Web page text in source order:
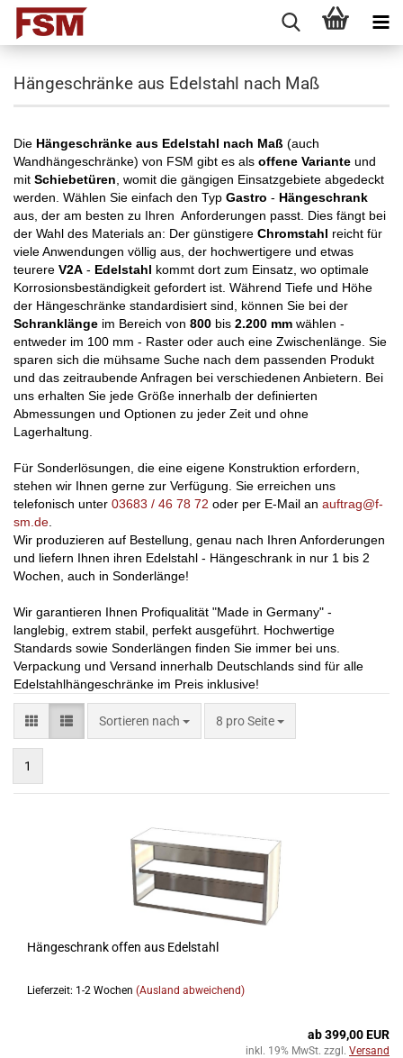
Hängeschränke aus Edelstahl nach Maß
Die Hängeschränke aus Edelstahl nach Maß (auch
Wandhängeschränke) von FSM gibt es als offene Variante und
mit Schiebetüren , womit die gängigen Einsatzgebiete abgedeckt
werden. Wählen Sie einfach den Typ Gastro - Hängeschrank
aus, der am besten zu Ihren Anforderungen passt. Dies fängt bei
der Wahl des Materials an: Der günstigere Chromstahl reicht für
viele Anwendungen völlig aus, der hochwertigere und etwas
teurere V2A - Edelstahl kommt dort zum Einsatz, wo optimale
Korrosionsbeständigkeit gefordert ist. Während Tiefe und Höhe
der Hängeschränke standardisiert sind, können Sie bei der
Schranklänge im Bereich von 800 bis 2.200 mm wählen -
entweder im 100 mm - Raster oder auch eine Zwischenlänge. Sie
sparen sich die mühsame Suche nach dem passenden Produkt
und das zeitraubende Anfragen bei verschiedenen Anbietern. Bei
uns erhalten Sie jede Größe innerhalb der definierten
Abmessungen und Optionen zu jeder Zeit und ohne
Lagerhaltung.
Für Sonderlösungen, die eine eigene Konstruktion erfordern,
stehen wir Ihnen gerne zur Verfügung. Sie erreichen uns
telefonisch unter 03683 / 46 78 72 oder per E-Mail an auftrag@f-
sm.de
Wir produzieren auf Bestellung, genau nach Ihren Anforderungen
und liefern Ihnen ihren Edelstahl - Hängeschrank in nur 1 bis 2
Wochen, auch in Sonderlänge!
Wir garantieren Ihnen Profiqualität "Made in Germany" -
langlebig, extrem stabil, perfekt ausgeführt. Hochwertige
Standards sowie Sonderlängen finden Sie immer bei uns.
Verpackung und Versand innerhalb Deutschlands sind für alle
Edelstahlhängeschränke im Preis inklusive!
Sortieren nach 8 pro Seite
1
Hängeschrank offen aus Edelstahl
Lieferzeit: 1-2 Wochen (Ausland abweichend)
ab 399,00 EUR
inkl. 19% MwSt. zzgl. Versand